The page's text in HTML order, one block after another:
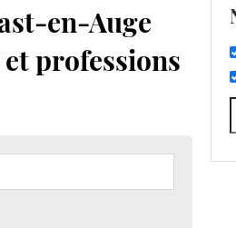
en-Auge
professions